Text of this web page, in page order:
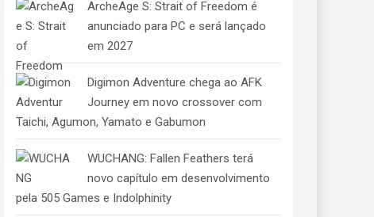
ArcheAge S: Strait of Freedom é
anunciado para PC e será lançado
em 2027
Digimon Adventure chega ao AFK
Journey em novo crossover com
Taichi, Agumon, Yamato e Gabumon
WUCHANG: Fallen Feathers terá
novo capítulo em desenvolvimento
pela 505 Games e Indolphinity